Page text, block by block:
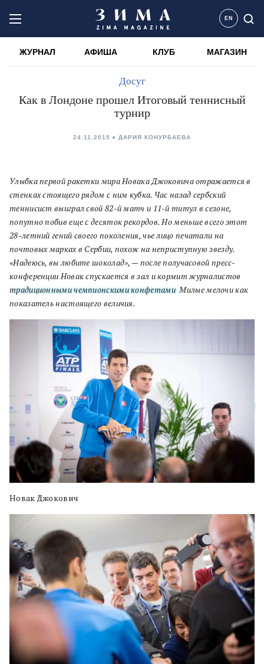
EN
ЖУРНАЛ АФИША КЛУБ МАГАЗИН
Досуг
Как в Лондоне прошел Итоговый теннисный
турнир
24.11.2015 ДАРИЯ КОНУРБАЕВА
Улыбка первой ракетки мира Новака Джоковича отражается в
стенках стоящего рядом с ним кубка. Час назад сербский
теннисист выиграл свой 82-й матч и 11-й титул в сезоне,
попутно побив еще с десяток рекордов. Но меньше всего этот
28-летний гений своего поколения, чье лицо печатали на
почтовых марках в Сербии, похож на неприступную звезду.
«Надеюсь, вы любите шоколад», — после получасовой пресс-
конференции Новак спускается в зал и кормит журналистов
традиционными чемпионскими конфетами. Милые мелочи как
показатель настоящего величия.
Новак Джокович